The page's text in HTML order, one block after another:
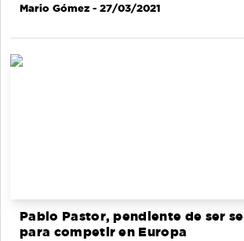
Mario Gómez - 27/03/2021
Pablo Pastor, pendiente de ser
para competir en Europa